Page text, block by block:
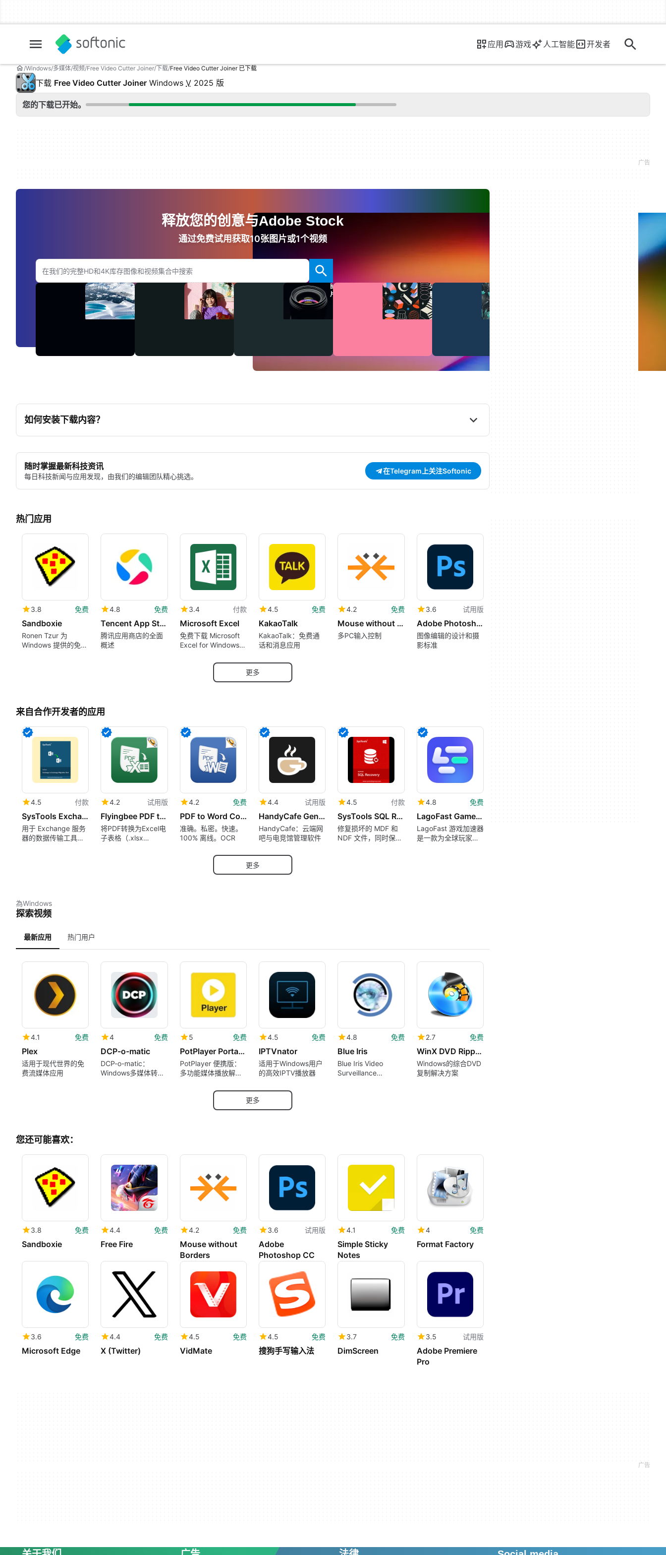
应用 游戏 人工智能 开发者
Windows 多媒体 视频 Free Video Cutter Joiner 下载 Free Video Cutter Joiner 已下载
下载 Free Video Cutter Joiner Windows V 2025 版
您的下载已开始。
释放您的创意与Adobe Stock
通过免费试用获取10张图片或1个视频
搜索Adobe.com网站
视
频
音
频
图
片
矢
量
图
如何安装下载内容？
随时掌握最新科技资讯
每日科技新闻与应用发现，由我们的编辑团队精心挑选。
在Telegram上关注Softonic
热门应用
3.8 免费
Sandboxie
Ronen Tzur 为
Windows 提供的免费
4.8 免费
Tencent App Store 腾讯应用宝
腾讯应用商店的全面
概述
3.4 付款
Microsoft Excel
免费下载 Microsoft
Excel for Windows –
365 的一部分
4.5 免费
KakaoTalk
KakaoTalk：免费通
话和消息应用
4.2 免费
Mouse without Borders
多PC输入控制
3.6 试用版
Adobe Photoshop CC
图像编辑的设计和摄
影标准
更多
来自合作开发者的应用
4.5 付款
SysTools Exchange to Exchange Migration Tool
用于 Exchange 服务
器的数据传输工具：
4.2 试用版
Flyingbee PDF to Excel Converter
将PDF转换为Excel电
子表格（.xlsx
4.2 免费
PDF to Word Converter
准确。私密。快速。
100% 离线。OCR
4.4 试用版
HandyCafe Genesis
HandyCafe：云端网
吧与电竞馆管理软件
4.5 付款
SysTools SQL Recovery Tool
修复损坏的 MDF 和
NDF 文件，同时保持
4.8 免费
LagoFast Game Booster
LagoFast 游戏加速器
是一款为全球玩家设
更多
為Windows
探索视频
最新应用 热门用户
4.1 免费
Plex
适用于现代世界的免
费流媒体应用
4 免费
DCP-o-matic
DCP-o-matic：
Windows多媒体转换
5 免费
PotPlayer Portable
PotPlayer 便携版：
多功能媒体播放解决
4.5 免费
IPTVnator
适用于Windows用户
的高效IPTV播放器
4.8 免费
Blue Iris
Blue Iris Video
Surveillance
2.7 免费
WinX DVD Ripper platinum
Windows的综合DVD
复制解决方案
更多
您还可能喜欢：
3.8 免费
Sandboxie
4.4 免费
Free Fire
4.2 免费
Mouse without
Borders
3.6 试用版
Adobe
Photoshop CC
4.1 免费
Simple Sticky
Notes
4 免费
Format Factory
3.6 免费
Microsoft Edge
4.4 免费
X (Twitter)
4.5 免费
VidMate
4.5 免费
搜狗手写输入法
3.7 免费
DimScreen
3.5 试用版
Adobe Premiere
Pro